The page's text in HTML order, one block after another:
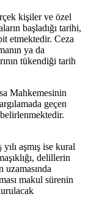
kişiler ve özel
başladığı tarihi,
etmektedir. Ceza
ya da
tükendiği tarih
Mahkemesinin
geçen
aşmış ise kural
delillerin
uzamasında
makul sürenin